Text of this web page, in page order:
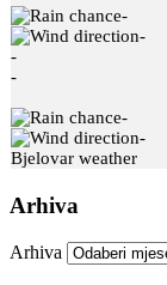
-
-
-
-
-
-
Bjelovar weather
Arhiva
Arhiva